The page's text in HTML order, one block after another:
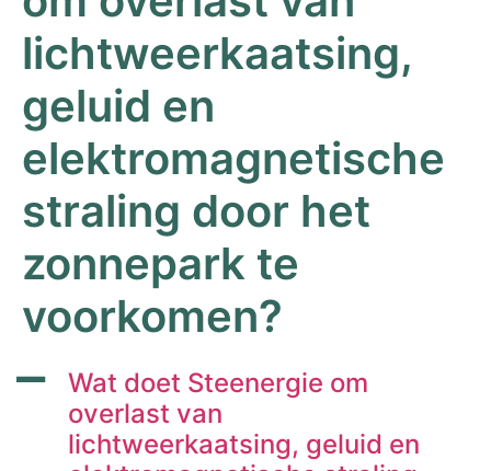
lichtweerkaatsing,
geluid en
elektromagnetische
straling door het
zonnepark te
voorkomen?
A
Wat doet Steenergie om
overlast van
lichtweerkaatsing, geluid en